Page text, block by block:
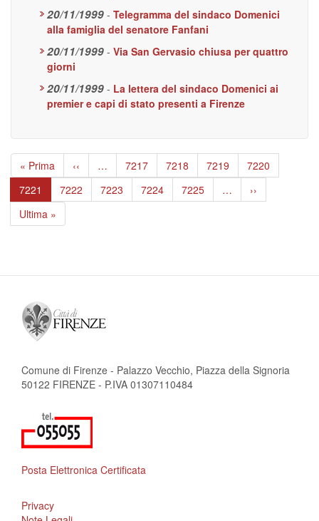
20/11/1999 - Telegramma del sindaco Domenici
alla famiglia del senatore Fanfani
20/11/1999 - Via San Gervasio chiusa per quattro
giorni
20/11/1999 - La lettera del sindaco Domenici ai
premier e capi di stato presenti a Firenze
Paginazione
Prima
pagina
« Prima
Pagina
precedente
‹‹ … Page
7217 Page
7218 Page
7219 Page
7220
Pagina
attuale
7221 Page
7222 Page
7223 Page
7224 Page
7225 …
Pagina
successiva
››
Ultima
pagina
Ultima »
Comune di Firenze - Palazzo Vecchio, Piazza della Signoria
50122 FIRENZE - P.IVA 01307110484
Posta Elettronica Certificata
Privacy